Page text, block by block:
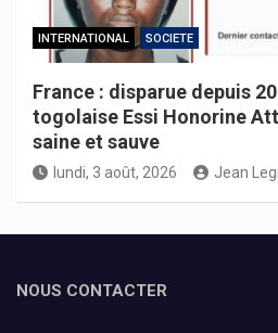
INTERNATIONAL SOCIETE
France : disparue depuis
togolaise Essi Honorine
saine et sauve
lundi, 3 août, 2026 Jean
NOUS CONTACTER